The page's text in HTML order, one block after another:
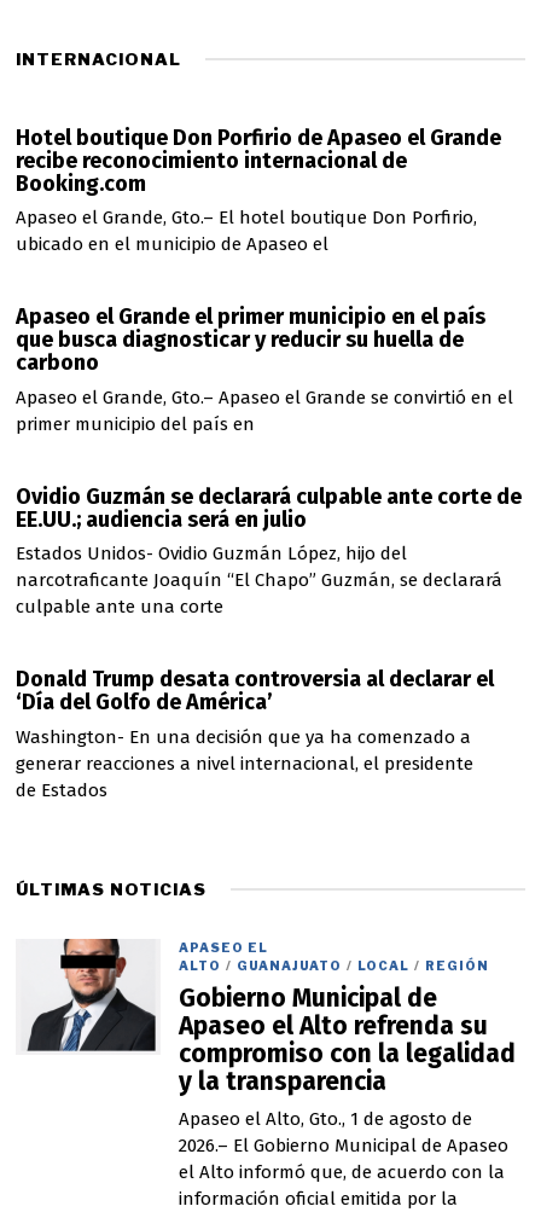
r
e
2
6
e
2
5
INTERNACIONAL
Hotel boutique Don Porfirio de Apaseo el Grande
recibe reconocimiento internacional de
Booking.com
Apaseo el Grande, Gto.– El hotel boutique Don Porfirio,
ubicado en el municipio de Apaseo el
Apaseo el Grande el primer municipio en el país
que busca diagnosticar y reducir su huella de
carbono
Apaseo el Grande, Gto.– Apaseo el Grande se convirtió en el
primer municipio del país en
Ovidio Guzmán se declarará culpable ante corte de
EE.UU.; audiencia será en julio
Estados Unidos- Ovidio Guzmán López, hijo del
narcotraficante Joaquín “El Chapo” Guzmán, se declarará
culpable ante una corte
Donald Trump desata controversia al declarar el
‘Día del Golfo de América’
Washington- En una decisión que ya ha comenzado a
generar reacciones a nivel internacional, el presidente
de Estados
ÚLTIMAS NOTICIAS
APASEO EL
ALTO / GUANAJUATO / LOCAL / REGIÓN
Gobierno Municipal de
Apaseo el Alto refrenda su
compromiso con la legalidad
y la transparencia
Apaseo el Alto, Gto., 1 de agosto de
2026.– El Gobierno Municipal de Apaseo
el Alto informó que, de acuerdo con la
información oficial emitida por la